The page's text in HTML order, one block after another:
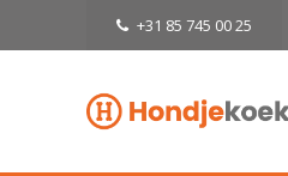
+31 85 745 00 25